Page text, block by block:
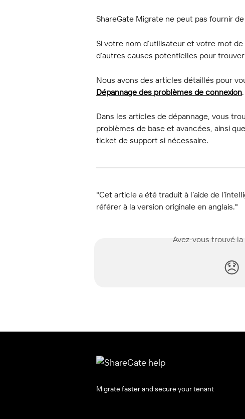
ShareGate Migrate ne peut pas fournir
Si votre nom d’utilisateur et votre mot
d’autres causes potentielles pour
Nous avons des articles détaillés pour
Dépannage des problèmes de connexion.
Dans les articles de dépannage, vous
problèmes de base et avancées, ainsi
ticket de support si nécessaire.
"Cet article a été traduit à l’aide de
référer à la version originale en anglais."
Avez-vous trouvé
😞
Migrate faster and secure your tenant